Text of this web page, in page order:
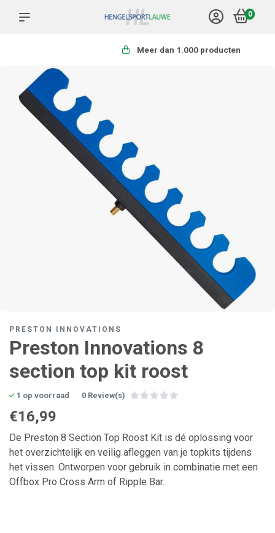
0
Meer dan 1.000 producten
PRESTON INNOVATIONS
Preston Innovations 8
section top kit roost
1 op voorraad 0 Review(s)
€16,99
De Preston 8 Section Top Roost Kit is dé oplossing voor
het overzichtelijk en veilig afleggen van je topkits tijdens
het vissen. Ontworpen voor gebruik in combinatie met een
Offbox Pro Cross Arm of Ripple Bar.